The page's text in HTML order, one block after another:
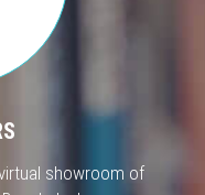
showroom of